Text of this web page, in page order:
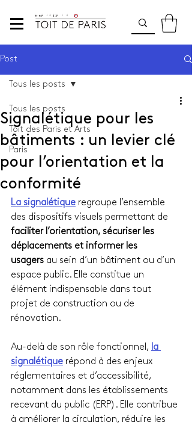
Post
Tous les posts
Toit des Paris et Arts
Paris
Tous les posts
Signalétique pour les
bâtiments : un levier clé
pour l’orientation et la
conformité
La signalétique regroupe l’ensemble
des dispositifs visuels permettant de
faciliter l’orientation, sécuriser les
déplacements et informer les
usagers au sein d’un bâtiment ou d’un
espace public. Elle constitue un
élément indispensable dans tout
projet de construction ou de
rénovation.
Au-delà de son rôle fonctionnel, la
signalétique répond à des enjeux
réglementaires et d’accessibilité,
notamment dans les établissements
recevant du public (ERP). Elle contribue
à améliorer la circulation, réduire les